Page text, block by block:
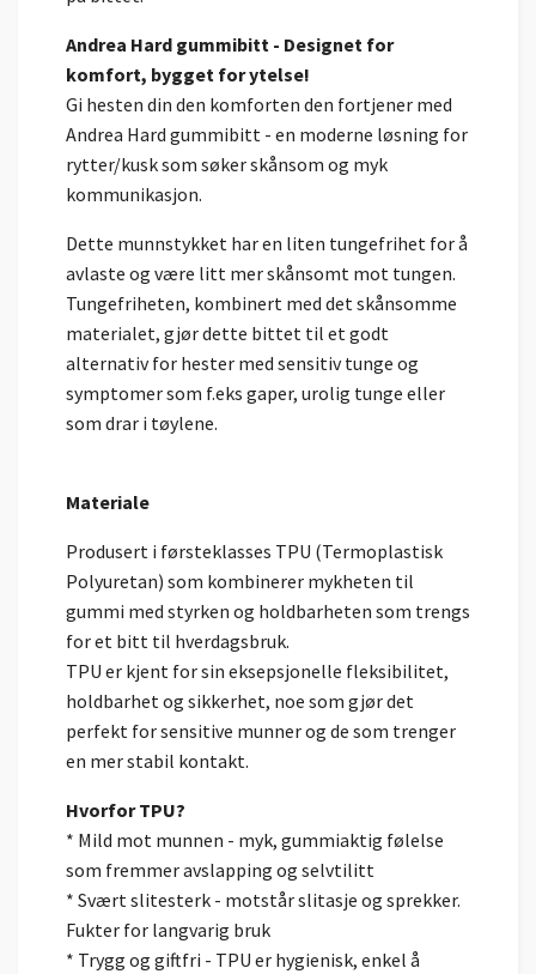
Andrea Hard gummibitt - Designet for
komfort, bygget for ytelse!
Gi hesten din den komforten den fortjener med
Andrea Hard gummibitt - en moderne løsning for
rytter/kusk som søker skånsom og myk
kommunikasjon.
Dette munnstykket har en liten tungefrihet for å
avlaste og være litt mer skånsomt mot tungen.
Tungefriheten, kombinert med det skånsomme
materialet, gjør dette bittet til et godt
alternativ for hester med sensitiv tunge og
symptomer som f.eks gaper, urolig tunge eller
som drar i tøylene.
Materiale
Produsert i førsteklasses TPU (Termoplastisk
Polyuretan) som kombinerer mykheten til
gummi med styrken og holdbarheten som trengs
for et bitt til hverdagsbruk.
TPU er kjent for sin eksepsjonelle fleksibilitet,
holdbarhet og sikkerhet, noe som gjør det
perfekt for sensitive munner og de som trenger
en mer stabil kontakt.
Hvorfor TPU?
* Mild mot munnen - myk, gummiaktig følelse
som fremmer avslapping og selvtilitt
* Svært slitesterk - motstår slitasje og sprekker.
Fukter for langvarig bruk
* Trygg og giftfri - TPU er hygienisk, enkel å